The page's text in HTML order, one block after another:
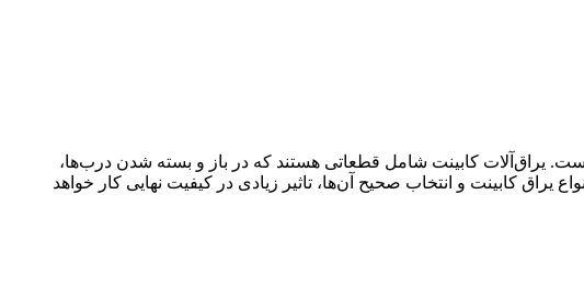
یراق‌آلات کابینت شامل قطعاتی هستند که در باز و بسته شدن درب‌ها،
کابینت و انتخاب صحیح آن‌ها، تاثیر زیادی در کیفیت نهایی کار خواهد